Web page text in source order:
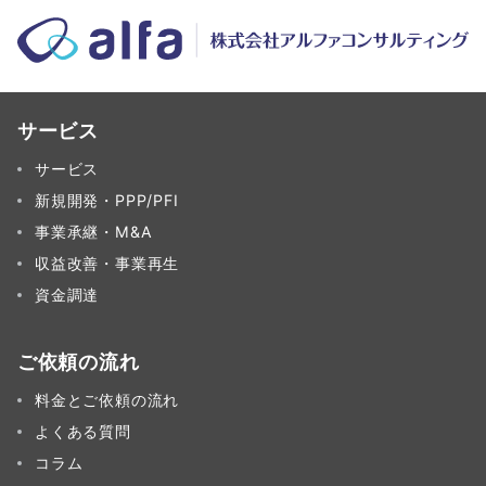
サービス
サービス
新規開発・PPP/PFI
事業承継・M&A
収益改善・事業再生
資金調達
ご依頼の流れ
料金とご依頼の流れ
よくある質問
コラム